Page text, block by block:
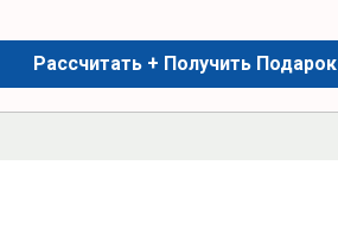
Рассчитать + Получить Подарок